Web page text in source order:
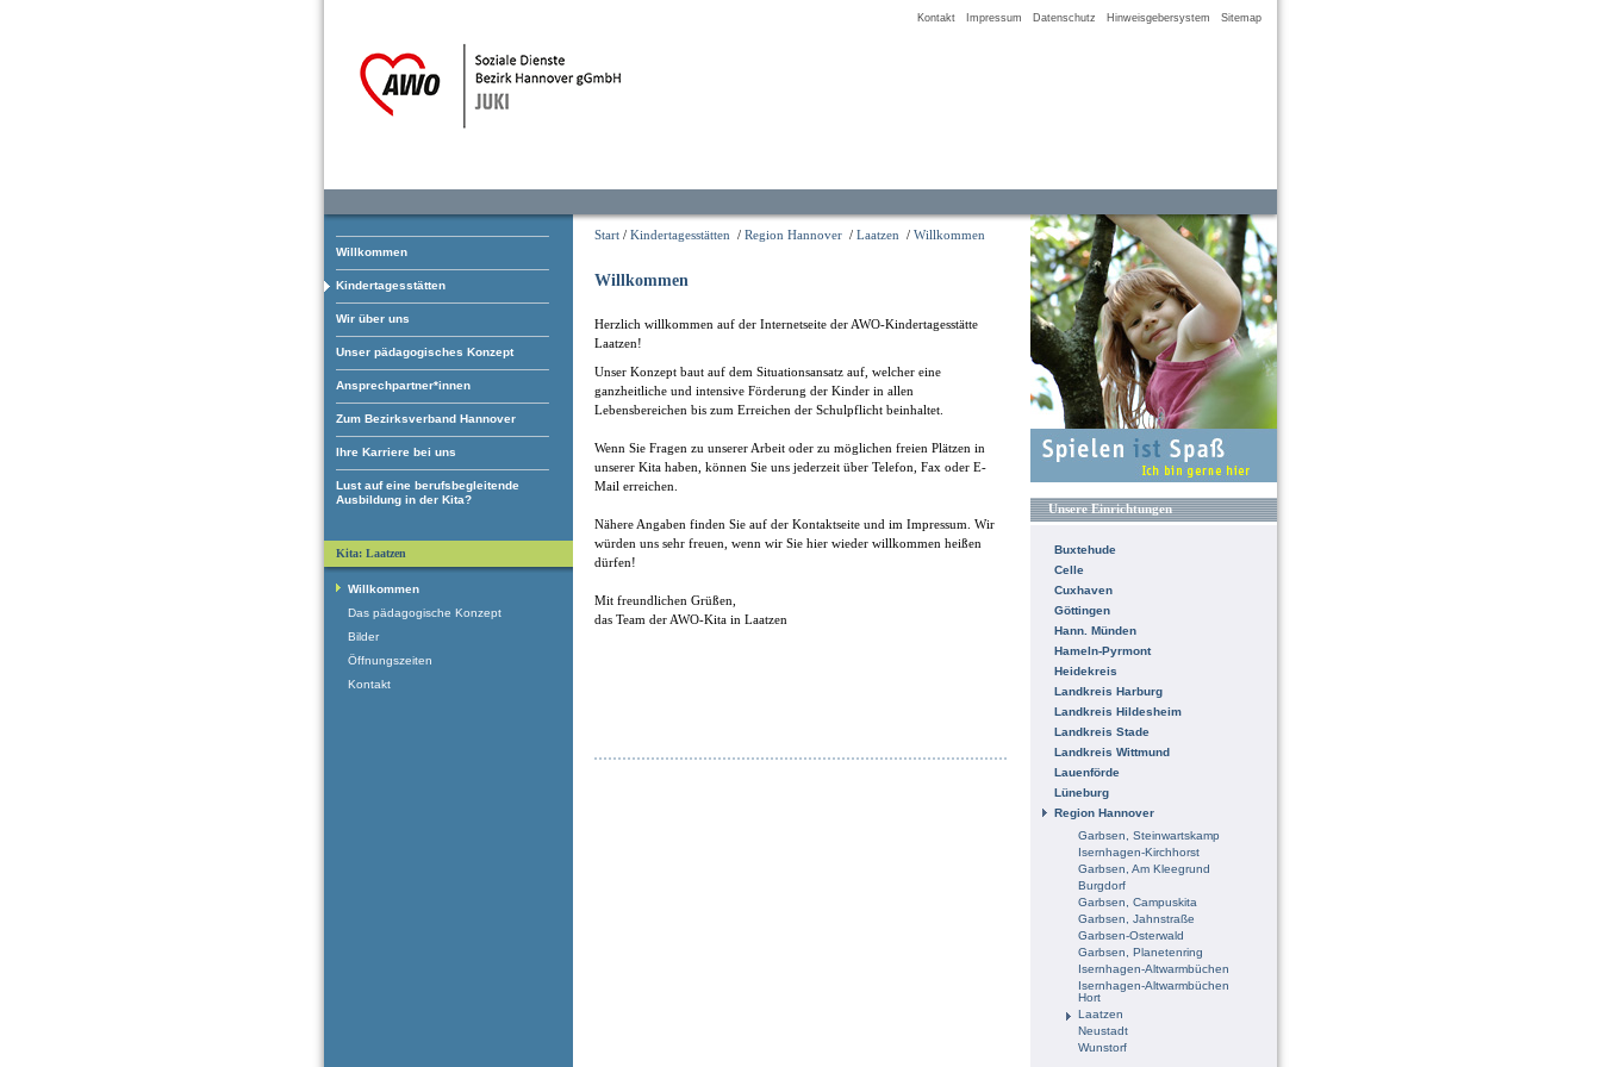
Kontakt Impressum Datenschutz Hinweisgebersystem Sitemap
Willkommen
Kindertagesstätten
Wir über uns
Unser pädagogisches Konzept
Ansprechpartner*innen
Zum Bezirksverband Hannover
Ihre Karriere bei uns
Lust auf eine berufsbegleitende
Ausbildung in der Kita?
Start / Kindertagesstätten / Region Hannover / Laatzen / Willkommen
Willkommen
Herzlich willkommen auf der Internetseite der AWO-Kindertagesstätte
Laatzen!
Unser Konzept baut auf dem Situationsansatz auf, welcher eine
ganzheitliche und intensive Förderung der Kinder in allen
Lebensbereichen bis zum Erreichen der Schulpflicht beinhaltet.
Wenn Sie Fragen zu unserer Arbeit oder zu möglichen freien Plätzen in
unserer Kita haben, können Sie uns jederzeit über Telefon, Fax oder E-
Mail erreichen.
Nähere Angaben finden Sie auf der Kontaktseite und im Impressum. Wir
würden uns sehr freuen, wenn wir Sie hier wieder willkommen heißen
dürfen!
Mit freundlichen Grüßen,
das Team der AWO-Kita in Laatzen
Unsere Einrichtungen
Buxtehude
Celle
Cuxhaven
Göttingen
Hann. Münden
Hameln-Pyrmont
Heidekreis
Landkreis Harburg
Landkreis Hildesheim
Landkreis Stade
Landkreis Wittmund
Lauenförde
Lüneburg
Region Hannover
Garbsen, Steinwartskamp
Isernhagen-Kirchhorst
Garbsen, Am Kleegrund
Burgdorf
Garbsen, Campuskita
Garbsen, Jahnstraße
Garbsen-Osterwald
Garbsen, Planetenring
Isernhagen-Altwarmbüchen
Isernhagen-Altwarmbüchen
Hort
Laatzen
Neustadt
Wunstorf
Kita: Laatzen
Willkommen
Das pädagogische Konzept
Bilder
Öffnungszeiten
Kontakt